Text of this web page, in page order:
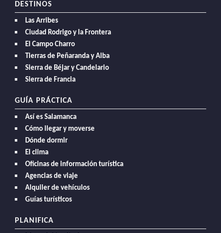
DESTINOS
Las Arribes
Ciudad Rodrigo y la Frontera
El Campo Charro
Tierras de Peñaranda y Alba
Sierra de Béjar y Candelario
Sierra de Francia
GUÍA PRÁCTICA
Así es Salamanca
Cómo llegar y moverse
Dónde dormir
El clima
Oficinas de información turística
Agencias de viaje
Alquiler de vehículos
Guías turísticos
PLANIFICA